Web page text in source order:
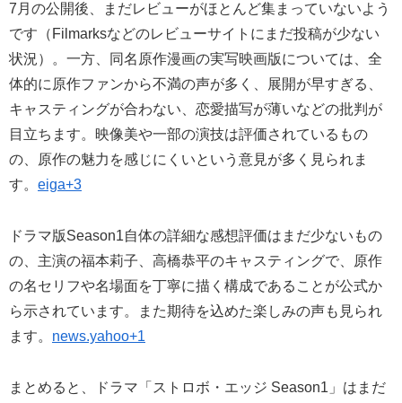
7月の公開後、まだレビューがほとんど集まっていないよう
です（Filmarksなどのレビューサイトにまだ投稿が少ない
状況）。一方、同名原作漫画の実写映画版については、全
体的に原作ファンから不満の声が多く、展開が早すぎる、
キャスティングが合わない、恋愛描写が薄いなどの批判が
目立ちます。映像美や一部の演技は評価されているもの
の、原作の魅力を感じにくいという意見が多く見られま
す。 eiga+3
ドラマ版Season1自体の詳細な感想評価はまだ少ないもの
の、主演の福本莉子、高橋恭平のキャスティングで、原作
の名セリフや名場面を丁寧に描く構成であることが公式か
ら示されています。また期待を込めた楽しみの声も見られ
ます。 news.yahoo+1
まとめると、ドラマ「ストロボ・エッジ Season1」はまだ